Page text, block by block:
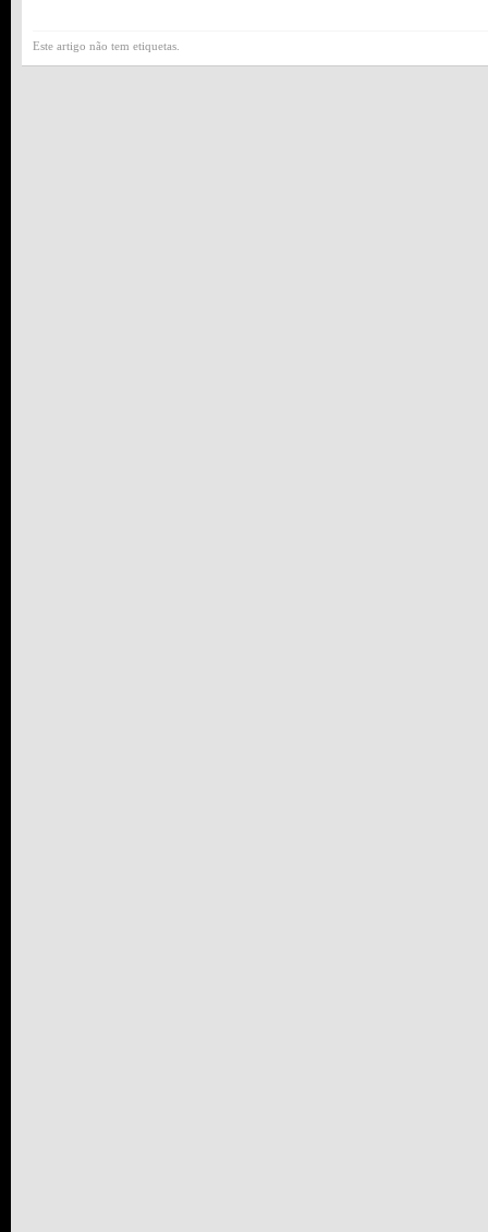
Este artigo não tem etiquetas.